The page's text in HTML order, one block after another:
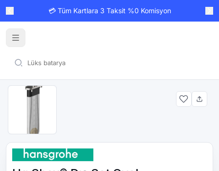
💳 Tüm Kartlara 3 Taksit %0 Komisyon